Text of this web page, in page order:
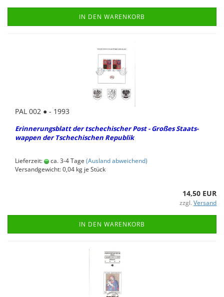
IN DEN WARENKORB
PAL 002 ● - 1993
Er­in­ne­rungs­blattder tsche­chi­scher Post - Gro­ßes Staats­
wap­pen der Tsche­chi­schen Re­pu­blik
Lieferzeit: ca. 3-4 Tage (Ausland abweichend)
Versandgewicht:0,04 kg je Stück
14,50 EUR
zzgl. Versand
IN DEN WARENKORB